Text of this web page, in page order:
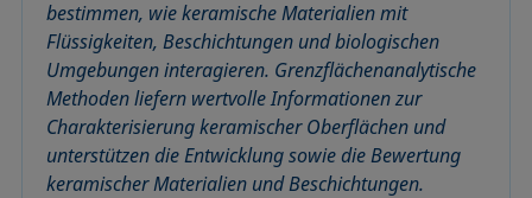
bestimmen, wie keramische Materialien mit
Flüssigkeiten, Beschichtungen und biologischen
Umgebungen interagieren. Grenzflächenanalytische
Methoden liefern wertvolle Informationen zur
Charakterisierung keramischer Oberflächen und
unterstützen die Entwicklung sowie die Bewertung
keramischer Materialien und Beschichtungen.